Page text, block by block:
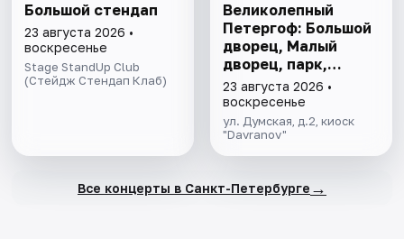
Большой стендап
23 августа 2026 •
воскресенье
Stage StandUp Club
(Стейдж Стендап Клаб)
Великолепный
Петергоф: Большой
дворец, Малый
дворец, парк,
фонтаны
23 августа 2026 •
воскресенье
ул. Думская, д.2, киоск
"Davranov"
Все концерты в Санкт-Петербурге →